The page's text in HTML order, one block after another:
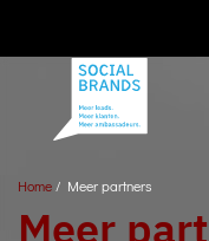
Home / Meer partners
Meer